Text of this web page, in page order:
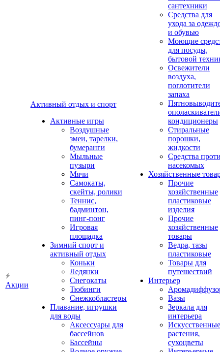
Акции
Активный отдых и спорт
Активные игры
Воздушные
змеи, тарелки,
бумеранги
Мыльные
пузыри
Мячи
Самокаты,
скейты, ролики
Теннис,
бадминтон,
пинг-понг
Игровая
площадка
Зимний спорт и
активный отдых
Коньки
Ледянки
Снегокаты
Тюбинги
Снежкобластеры
Плавание, игрушки
для воды
Аксессуары для
бассейнов
Бассейны
сантехники
Средства для
ухода за
и обувью
Моющие
для посуды,
бытовой
Освежители
воздуха,
поглотители
запаха
кондиционеры
Стиральные
порошки,
жидкости
Средства
насекомых
Хозяйственные
Прочие
хозяйственные
пластиковые
изделия
Прочие
хозяйственные
товары
Ведра, тазы
пластиковые
Товары для
путешествий
Интерьер
Вазы
Зеркала для
интерьера
Искусственные
растения,
сухоцветы